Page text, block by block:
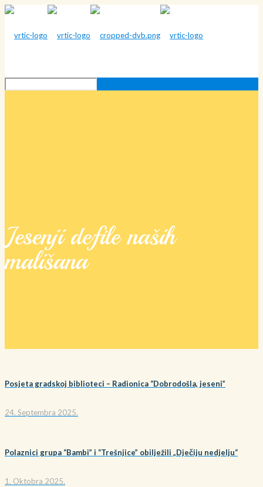
Jesenji defile naših
mališana
Posjeta gradskoj biblioteci – Radionica “Dobrodošla, jeseni”
24. Septembra 2025.
Polaznici grupa “Bambi” i “Trešnjice” obilježili „Dječiju nedjelju“
1. Oktobra 2025.